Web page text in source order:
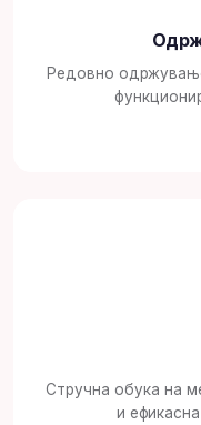
Редовно
Стручна обука на
и